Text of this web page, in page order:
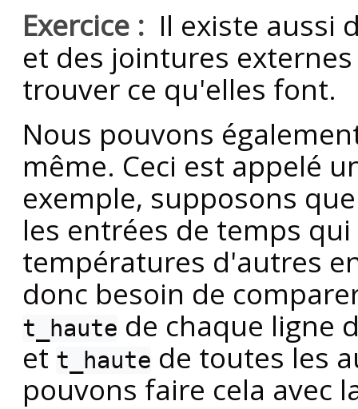
Exercice : Il existe aussi
et des jointures
trouver ce qu'elles font.
Nous pouvons
même. Ceci est appelé
exemple, supposons
les entrées de temps
températures d'autres
donc besoin de
t_haute de chaque ligne
et t_haute de toutes les
pouvons faire cela avec